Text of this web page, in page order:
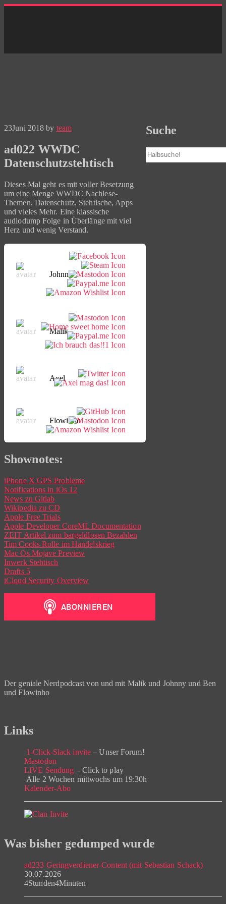
Skip
23Juni 2018 by team
ad022 WWDC
Datenschutzstehtisch
Dieses Mal geht es mit voller Besetzung
um eine Menge WWDC Nachlese-
Themen, Datenschutz, Stehtische, Apps
und vieles Mehr. Eine klassische
audiodump Folge in Überlänge mit viel
Herz und wenig Verstand.
Johnny
Malik
Axel
Flowinho
Shownotes:
iPhone X GPS Probleme
Notifications in iOs 12
News zu Gitlab
Wikipedia zu CD
Apple Free Trials
Apple Developer CoreML Documentation
ZEIT Artikel zum bargeldlosen Bezahlen
Tim Cooks Rolle im Handelskrieg
Mac Os Mojave Preview
Inwerk Stehtisch
Drafts 5
iCloud Security Overview
Suche
Suchen
Der geniale Nerdpodcast von und mit Malik und Johnny und Ben
und Flowinho
Links
1-Click-Slack invite – Unser Forum!
Mastodon
LIVE Sendung – Click to play
Alle 2 Wochen mittwochs um 19:30h
Kalender-Abo
Was bisher gedumped wurde
ad233 Geringverdiener-Content (mit Sebastian Schack)
30.07.2026
4Stunden4Minuten